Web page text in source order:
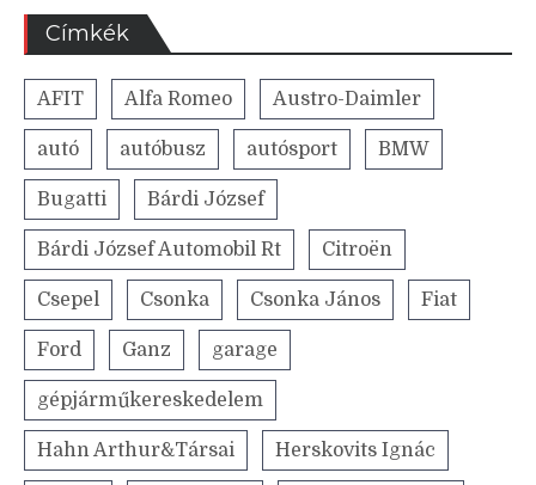
Címkék
AFIT Alfa Romeo Austro-Daimler
autó autóbusz autósport BMW
Bugatti Bárdi József
Bárdi József Automobil Rt Citroën
Csepel Csonka Csonka János Fiat
Ford Ganz garage
gépjárműkereskedelem
Hahn Arthur&Társai Herskovits Ignác